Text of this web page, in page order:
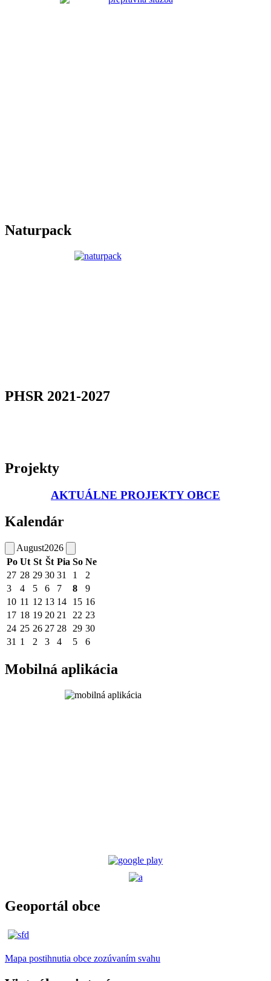
Naturpack
PHSR 2021-2027
Projekty
AKTUÁLNE PROJEKTY OBCE
Kalendár
August2026
Po Ut St Št Pia So Ne
27 28 29 30 31 1
2
3
4 5 6 7 8
9
10 11 12 13 14 15 16
17 18 19 20 21 22 23
24 25 26 27 28 29 30
31 1 2 3 4 5 6
Mobilná aplikácia
Geoportál obce
Mapa postihnutia obce zozúvaním svahu